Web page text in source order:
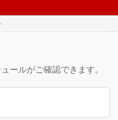
ールがご確認できます。